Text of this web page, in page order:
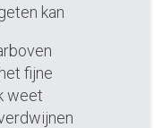
kan
fijne
weet